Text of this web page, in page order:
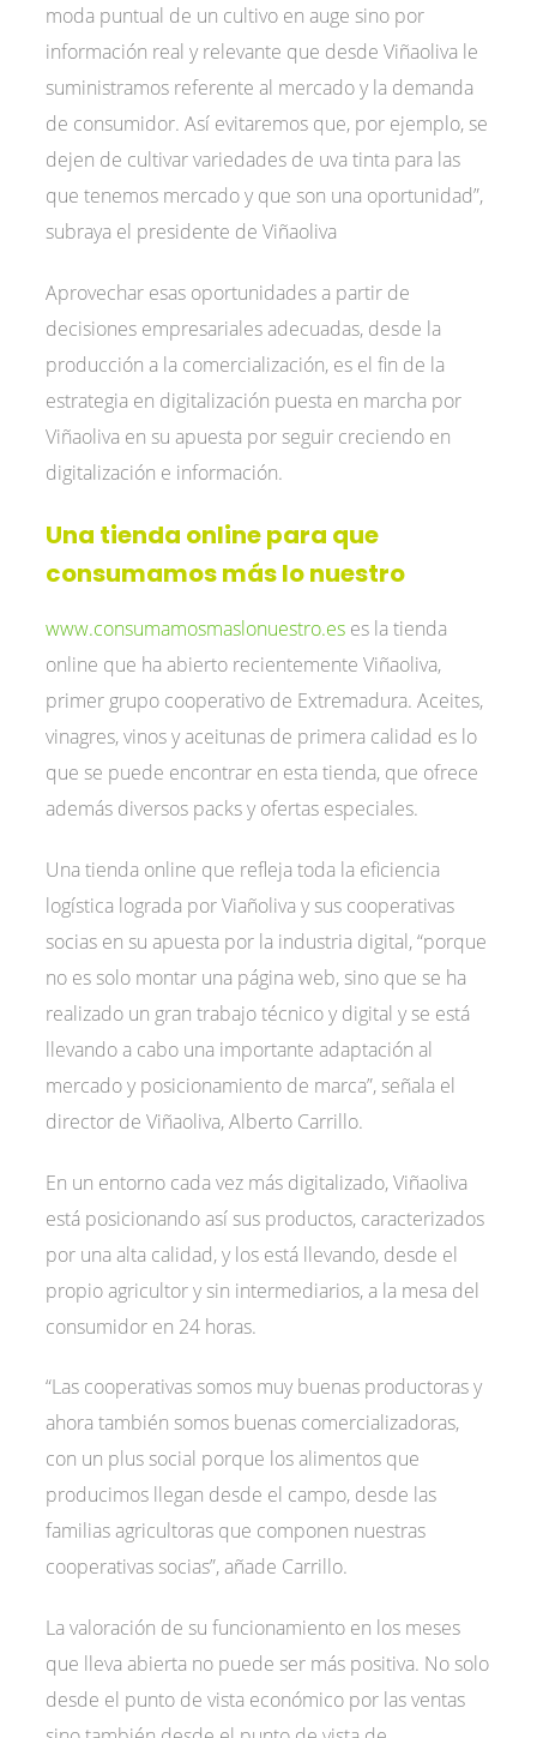
moda puntual de un cultivo en auge sino por
información real y relevante que desde Viñaoliva le
suministramos referente al mercado y la demanda
de consumidor. Así evitaremos que, por ejemplo, se
dejen de cultivar variedades de uva tinta para las
que tenemos mercado y que son una oportunidad”,
subraya el presidente de Viñaoliva
Aprovechar esas oportunidades a partir de
decisiones empresariales adecuadas, desde la
producción a la comercialización, es el fin de la
estrategia en digitalización puesta en marcha por
Viñaoliva en su apuesta por seguir creciendo en
digitalización e información.
Una tienda online para que
consumamos más lo nuestro
www.consumamosmaslonuestro.es es la tienda
online que ha abierto recientemente Viñaoliva,
primer grupo cooperativo de Extremadura. Aceites,
vinagres, vinos y aceitunas de primera calidad es lo
que se puede encontrar en esta tienda, que ofrece
además diversos packs y ofertas especiales.
Una tienda online que refleja toda la eficiencia
logística lograda por Viañoliva y sus cooperativas
socias en su apuesta por la industria digital, “porque
no es solo montar una página web, sino que se ha
realizado un gran trabajo técnico y digital y se está
llevando a cabo una importante adaptación al
mercado y posicionamiento de marca”, señala el
director de Viñaoliva, Alberto Carrillo.
En un entorno cada vez más digitalizado, Viñaoliva
está posicionando así sus productos, caracterizados
por una alta calidad, y los está llevando, desde el
propio agricultor y sin intermediarios, a la mesa del
consumidor en 24 horas.
“Las cooperativas somos muy buenas productoras y
ahora también somos buenas comercializadoras,
con un plus social porque los alimentos que
producimos llegan desde el campo, desde las
familias agricultoras que componen nuestras
cooperativas socias”, añade Carrillo.
La valoración de su funcionamiento en los meses
que lleva abierta no puede ser más positiva. No solo
desde el punto de vista económico por las ventas